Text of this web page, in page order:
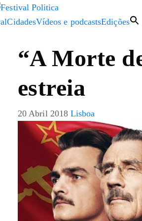
CidadesVídeos e podcastsEdições
“A Morte
estreia
20 Abril 2018 Lisboa